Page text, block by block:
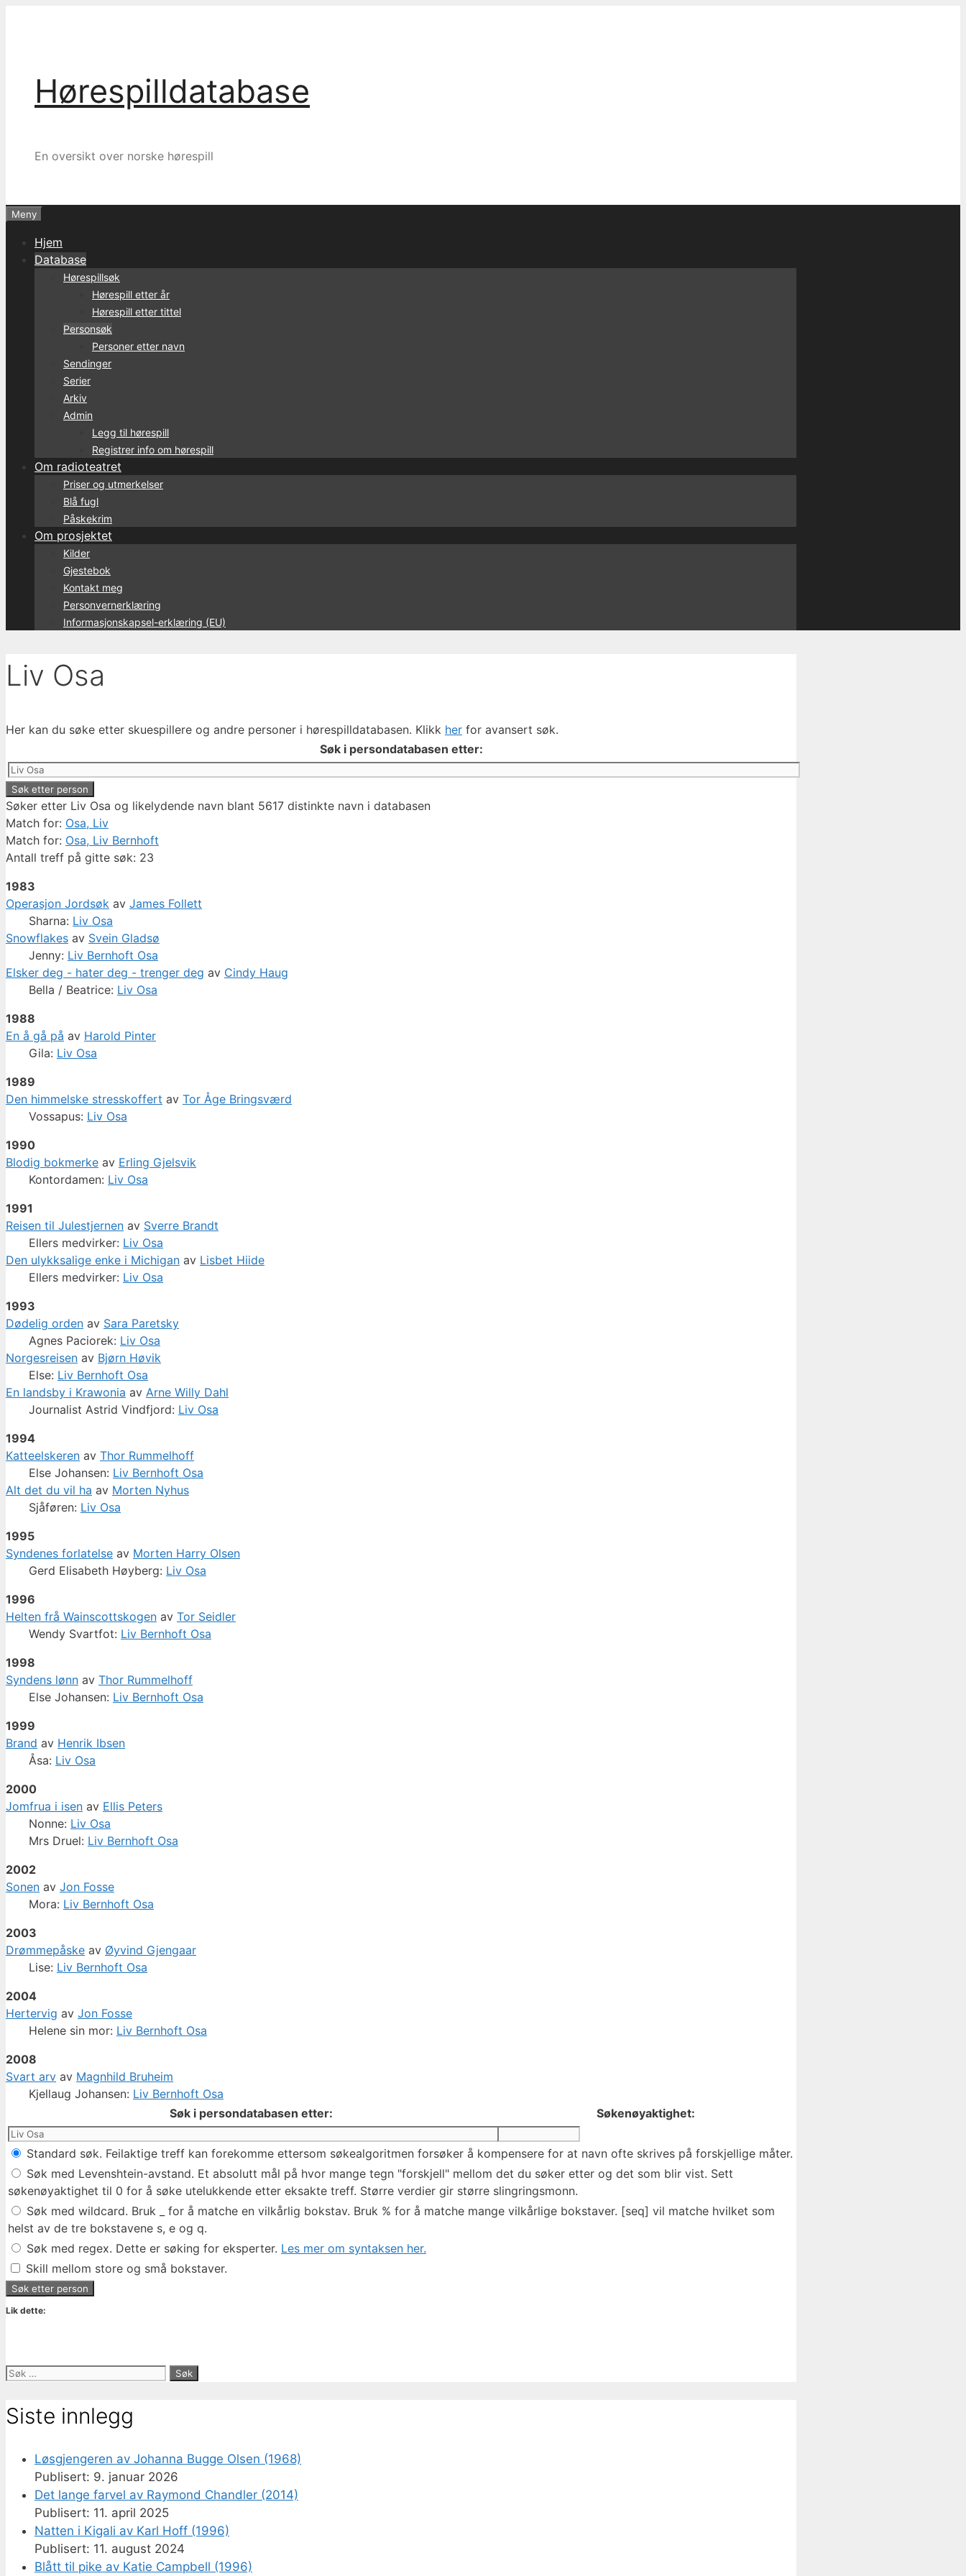
Hørespilldatabase
En oversikt over norske hørespill
Meny
Hjem
Database
Hørespillsøk
Hørespill etter år
Hørespill etter tittel
Personsøk
Personer etter navn
Sendinger
Serier
Arkiv
Admin
Legg til hørespill
Registrer info om hørespill
Om radioteatret
Priser og utmerkelser
Blå fugl
Påskekrim
Om prosjektet
Kilder
Gjestebok
Kontakt meg
Personvernerklæring
Informasjonskapsel-erklæring (EU)
Liv Osa
Her kan du søke etter skuespillere og andre personer i hørespilldatabasen. Klikk her for avansert søk.
Søk i persondatabasen etter:
Søker etter Liv Osa og likelydende navn blant 5617 distinkte navn i databasen
Match for: Osa, Liv
Match for: Osa, Liv Bernhoft
Antall treff på gitte søk: 23
1983
Operasjon Jordsøk av James Follett
Sharna: Liv Osa
Snowflakes av Svein Gladsø
Jenny: Liv Bernhoft Osa
Elsker deg - hater deg - trenger deg av Cindy Haug
Bella / Beatrice: Liv Osa
1988
En å gå på av Harold Pinter
Gila: Liv Osa
1989
Den himmelske stresskoffert av Tor Åge Bringsværd
Vossapus: Liv Osa
1990
Blodig bokmerke av Erling Gjelsvik
Kontordamen: Liv Osa
1991
Reisen til Julestjernen av Sverre Brandt
Ellers medvirker: Liv Osa
Den ulykksalige enke i Michigan av Lisbet Hiide
Ellers medvirker: Liv Osa
1993
Dødelig orden av Sara Paretsky
Agnes Paciorek: Liv Osa
Norgesreisen av Bjørn Høvik
Else: Liv Bernhoft Osa
En landsby i Krawonia av Arne Willy Dahl
Journalist Astrid Vindfjord: Liv Osa
1994
Katteelskeren av Thor Rummelhoff
Else Johansen: Liv Bernhoft Osa
Alt det du vil ha av Morten Nyhus
Sjåføren: Liv Osa
1995
Syndenes forlatelse av Morten Harry Olsen
Gerd Elisabeth Høyberg: Liv Osa
1996
Helten frå Wainscottskogen av Tor Seidler
Wendy Svartfot: Liv Bernhoft Osa
1998
Syndens lønn av Thor Rummelhoff
Else Johansen: Liv Bernhoft Osa
1999
Brand av Henrik Ibsen
Åsa: Liv Osa
2000
Jomfrua i isen av Ellis Peters
Nonne: Liv Osa
Mrs Druel: Liv Bernhoft Osa
2002
Sonen av Jon Fosse
Mora: Liv Bernhoft Osa
2003
Drømmepåske av Øyvind Gjengaar
Lise: Liv Bernhoft Osa
2004
Hertervig av Jon Fosse
Helene sin mor: Liv Bernhoft Osa
2008
Svart arv av Magnhild Bruheim
Kjellaug Johansen: Liv Bernhoft Osa
Søk i persondatabasen etter:
Søkenøyaktighet:
Standard søk. Feilaktige treff kan forekomme ettersom søkealgoritmen forsøker å kompensere for at navn ofte skrives på forskjellige måter.
Søk med Levenshtein-avstand. Et absolutt mål på hvor mange tegn "forskjell" mellom det du søker etter og det som blir vist. Sett
søkenøyaktighet til 0 for å søke utelukkende etter eksakte treff. Større verdier gir større slingringsmonn.
Søk med wildcard. Bruk _ for å matche en vilkårlig bokstav. Bruk % for å matche mange vilkårlige bokstaver. [seq] vil matche hvilket som
helst av de tre bokstavene s, e og q.
Søk med regex. Dette er søking for eksperter. Les mer om syntaksen her.
Skill mellom store og små bokstaver.
Lik dette:
Søk
Siste innlegg
Løsgjengeren av Johanna Bugge Olsen (1968)
9. januar 2026
Det lange farvel av Raymond Chandler (2014)
11. april 2025
Natten i Kigali av Karl Hoff (1996)
11. august 2024
Blått til pike av Katie Campbell (1996)